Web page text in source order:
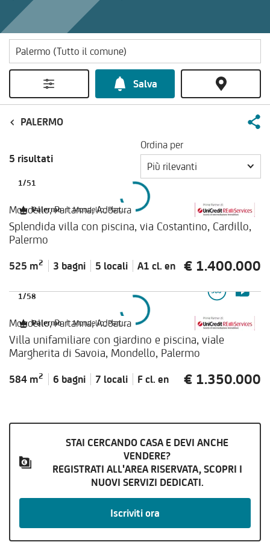
Salva
PALERMO
5 risultati
Ordina per
Più rilevanti
Palermo | Mondello, Partanna, Addaura
1/51
Mondello, Partanna, Addaura
Splendida villa con piscina, via Costantino, Cardillo,
Palermo
525 m2 3 bagni 5 locali A1 cl. en € 1.400.000
Palermo | Mondello, Partanna, Addaura
1/58
Mondello, Partanna, Addaura
Villa unifamiliare con giardino e piscina, viale
Margherita di Savoia, Mondello, Palermo
584 m2 6 bagni 7 locali F cl. en € 1.350.000
STAI CERCANDO CASA E DEVI ANCHE
VENDERE?
REGISTRATI ALL'AREA RISERVATA, SCOPRI I
NUOVI SERVIZI DEDICATI.
Iscriviti ora